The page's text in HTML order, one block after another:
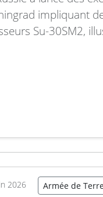
impliquant
Su-30SM2,
2026 Armée de